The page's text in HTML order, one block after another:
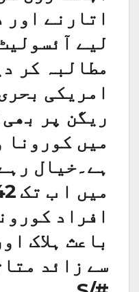
اتارنے اور
لیے
مطالبہ کر
امریکی
ریگن پر
میں کورونا
ہے۔خیال
افراد
سے زائد